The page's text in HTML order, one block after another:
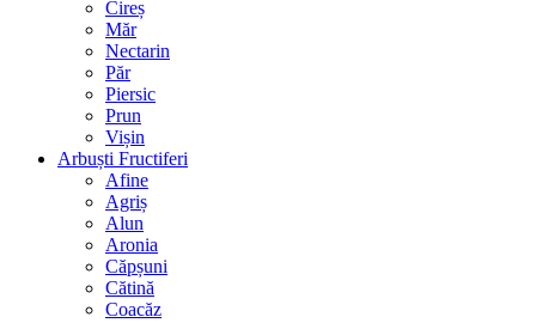
Cireș
Măr
Nectarin
Păr
Piersic
Prun
Vișin
Arbuști Fructiferi
Afine
Agriș
Alun
Aronia
Căpșuni
Cătină
Coacăz